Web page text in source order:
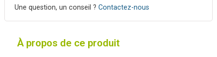
Une question, un conseil ? Contactez-nous
À propos de ce produit